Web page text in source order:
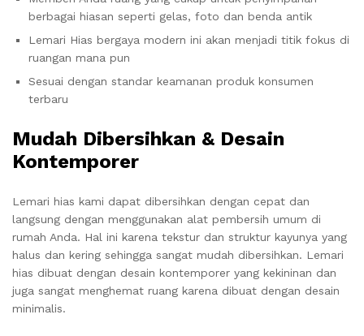
berbagai hiasan seperti gelas, foto dan benda antik
Lemari Hias bergaya modern ini akan menjadi titik fokus di
ruangan mana pun
Sesuai dengan standar keamanan produk konsumen
terbaru
Mudah Dibersihkan & Desain
Kontemporer
Lemari hias kami dapat dibersihkan dengan cepat dan
langsung dengan menggunakan alat pembersih umum di
rumah Anda. Hal ini karena tekstur dan struktur kayunya yang
halus dan kering sehingga sangat mudah dibersihkan. Lemari
hias dibuat dengan desain kontemporer yang kekininan dan
juga sangat menghemat ruang karena dibuat dengan desain
minimalis.